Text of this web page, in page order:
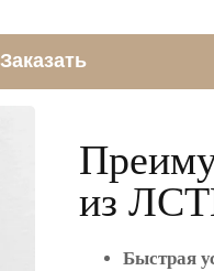
Заказать
из
Быстрая